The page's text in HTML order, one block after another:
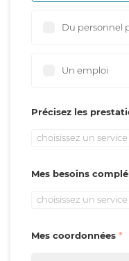
Du personnel
Un emploi
Précisez les
choisissez un service
Mes besoins
choisissez un service
Mes coordonnées